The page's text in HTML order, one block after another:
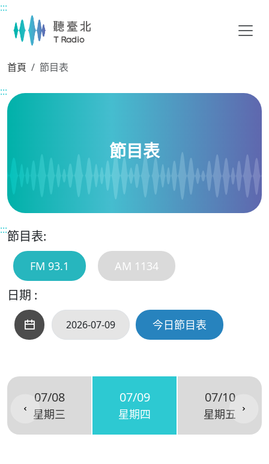
主要內容區塊
:::
首頁
節目表
:::
節目表
:::節目表:
FM 93.1 AM 1134
日期 :
今日節目表
07/08
星期三
07/09
星期四
07/10
星期五